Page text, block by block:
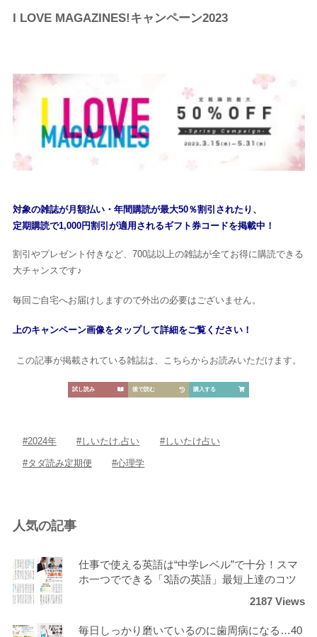
I LOVE MAGAZINES!キャンペーン2023
対象の雑誌が月額払い・年間購読が最大50％割引されたり、
定期購読で1,000円割引が適用されるギフト券コードを掲載中！
割引やプレゼント付きなど、700誌以上の雑誌が全てお得に購読できる
大チャンスです♪
毎回ご自宅へお届けしますので外出の必要はございません。
上のキャンペーン画像をタップして詳細をご覧ください！
この記事が掲載されている雑誌は、こちらからお読みいただけます。
試し読み 後で読む 購入する
#2024年 #しいたけ.占い #しいたけ占い
#タダ読み定期便 #心理学
人気の記事
仕事で使える英語は“中学レベル”で十分！スマ
ホ一つでできる「3語の英語」最短上達のコツ
2187 Views
毎日しっかり磨いているのに歯周病になる…40